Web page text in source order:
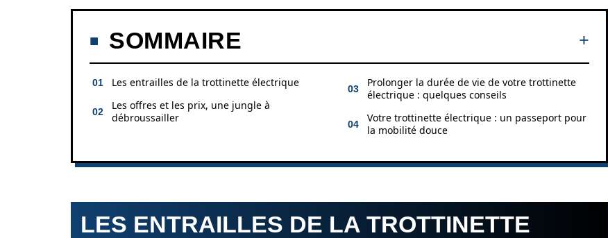
SOMMAIRE
Les entrailles de la trottinette électrique
Les offres et les prix, une jungle à
débroussailler
Prolonger la durée de vie de votre trottinette
électrique : quelques conseils
Votre trottinette électrique : un passeport pour
la mobilité douce
LES ENTRAILLES DE LA TROTTINETTE